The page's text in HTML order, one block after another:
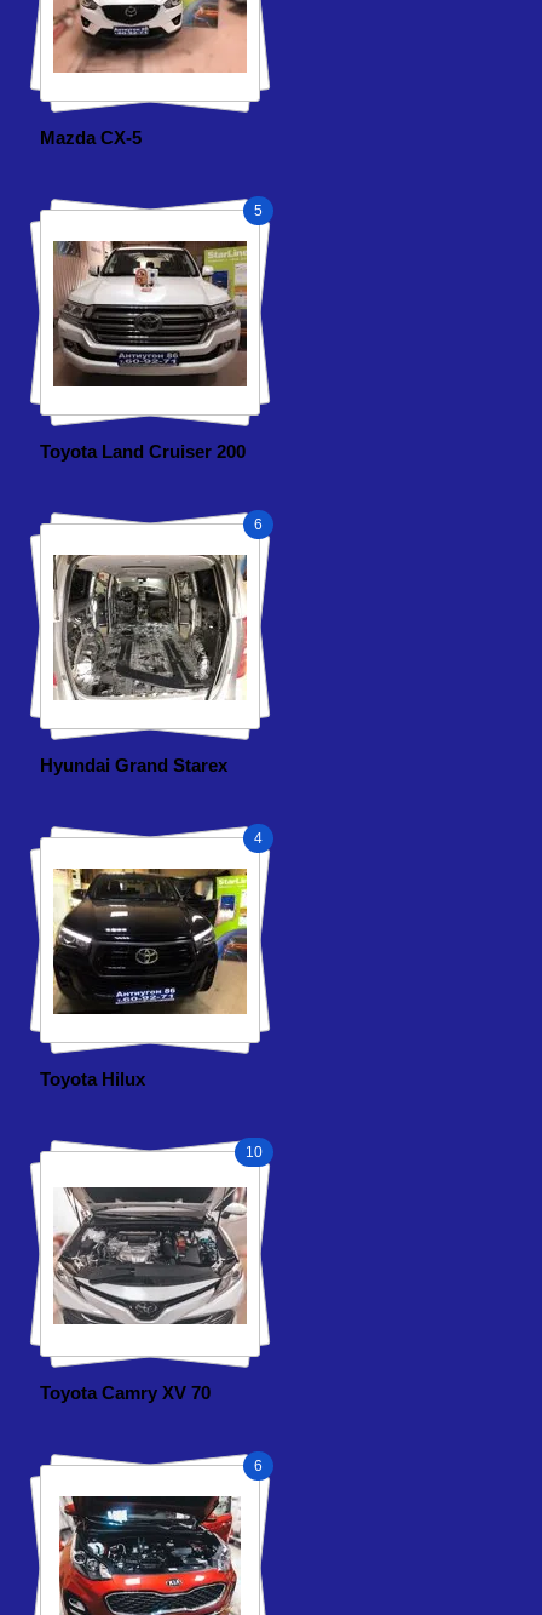
Mazda CX-5
5
Toyota Land Cruiser 200
6
Hyundai Grand Starex
4
Toyota Hilux
10
Toyota Camry XV 70
6